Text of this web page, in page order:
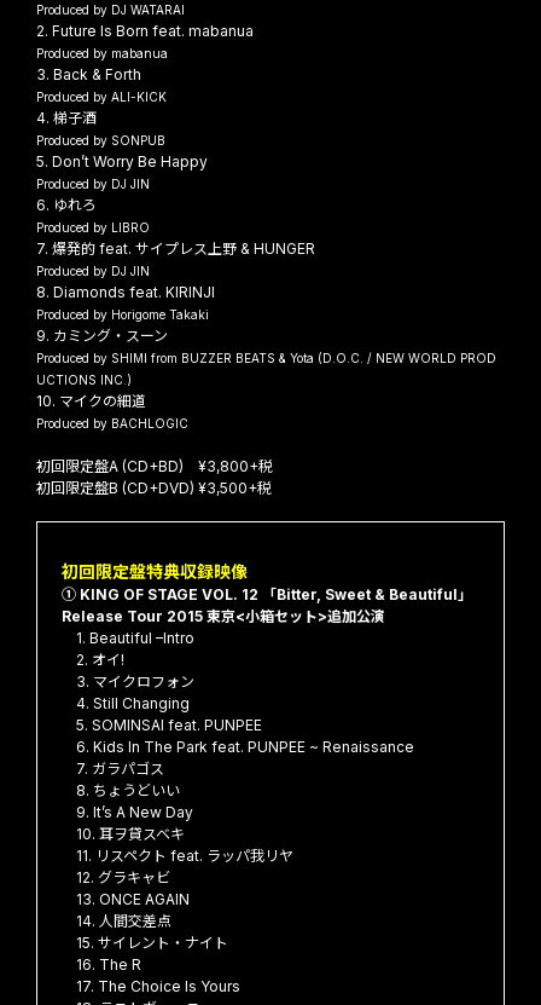
Produced by DJ WATARAI
2. Future Is Born feat. mabanua
Produced by mabanua
3. Back & Forth
Produced by ALI-KICK
4. 梯子酒
Produced by SONPUB
5. Don’t Worry Be Happy
Produced by DJ JIN
6. ゆれろ
Produced by LIBRO
7. 爆発的 feat. サイプレス上野 & HUNGER
Produced by DJ JIN
8. Diamonds feat. KIRINJI
Produced by Horigome Takaki
9. カミング・スーン
Produced by SHIMI from BUZZER BEATS & Yota (D.O.C. / NEW WORLD PROD
UCTIONS INC.)
10. マイクの細道
Produced by BACHLOGIC
初回限定盤A (CD+BD) ¥3,800+税
初回限定盤B (CD+DVD) ¥3,500+税
初回限定盤特典収録映像
① KING OF STAGE VOL. 12 「Bitter, Sweet & Beautiful」
Release Tour 2015 東京<小箱セット>追加公演
1. Beautiful –Intro
2. オイ!
3. マイクロフォン
4. Still Changing
5. SOMINSAI feat. PUNPEE
6. Kids In The Park feat. PUNPEE ~ Renaissance
7. ガラパゴス
8. ちょうどいい
9. It’s A New Day
10. 耳ヲ貸スベキ
11. リスペクト feat. ラッパ我リヤ
12. グラキャビ
13. ONCE AGAIN
14. 人間交差点
15. サイレント・ナイト
16. The R
17. The Choice Is Yours